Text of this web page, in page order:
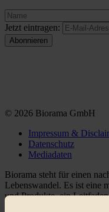
Jetzt eintragen:
© 2026 Biorama GmbH
Impressum &
Datenschutz
Mediadaten
Biorama steht für einen
Lebenswandel. Es ist eine
und Produkte, ein